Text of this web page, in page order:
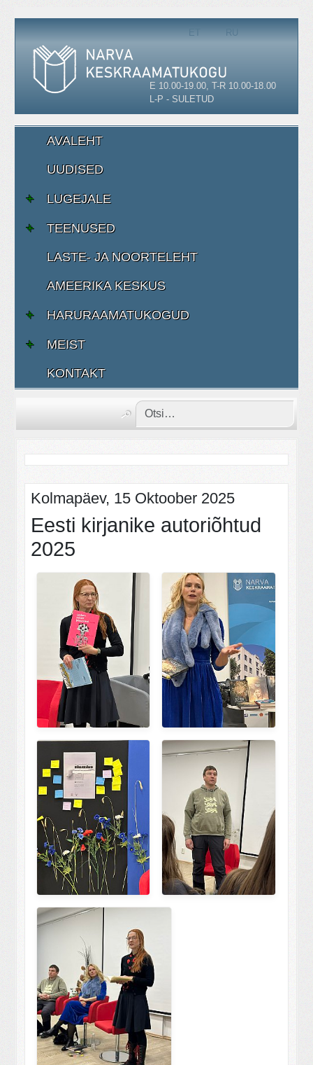
ET RU
E 10.00-19.00, T-R 10.00-18.00
L-P - SULETUD
AVALEHT
UUDISED
LUGEJALE
TEENUSED
LASTE- JA NOORTELEHT
AMEERIKA KESKUS
HARURAAMATUKOGUD
MEIST
KONTAKT
Kolmapäev, 15 Oktoober 2025
Eesti kirjanike autoriõhtud
2025